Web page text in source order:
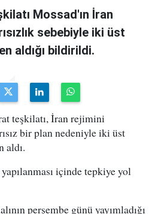
Mossad'ın İran
sebebiyle iki üst
aldığı bildirildi.
teşkilatı, İran rejimini
bir plan nedeniyle iki üst
aldı.
içinde tepkiye yol
perşembe günü yayımladığı